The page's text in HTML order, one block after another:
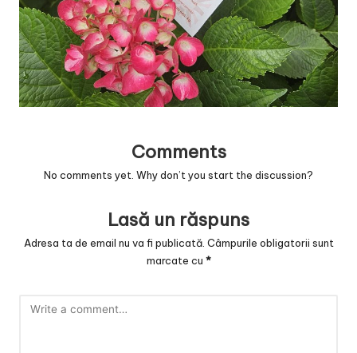
v
a
c
O
Comments
No comments yet. Why don’t you start the discussion?
Lasă un răspuns
Adresa ta de email nu va fi publicată. Câmpurile obligatorii sunt
marcate cu *